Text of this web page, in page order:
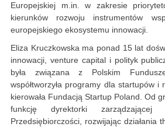
Europejskiej m.in. w zakresie
kierunków rozwoju instrumentów
europejskiego ekosystemu innowacji.
Eliza Kruczkowska ma ponad 15 lat
innowacji, venture capital i polityk
była związana z Polskim
współtworzyła programy dla startupów i
kierowała Fundacją Startup Poland. Od
funkcję dyrektorki zarządzającej
Przedsiębiorczości, rozwijając działania